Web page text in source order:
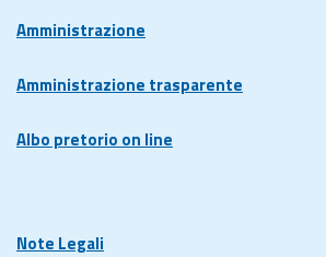
Amministrazione
Amministrazione trasparente
Albo pretorio on line
Note Legali